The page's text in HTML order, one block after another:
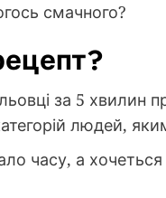
смачного?
за 5 хвилин
людей,
часу, а хочеться